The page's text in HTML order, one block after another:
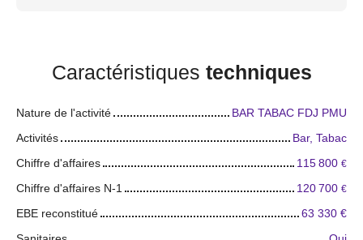
Caractéristiques techniques
Nature de l'activité
BAR TABAC FDJ PMU
Activités
Bar, Tabac
Chiffre d'affaires
115 800 €
Chiffre d'affaires N-1 120 700 €
EBE reconstitué 63 330 €